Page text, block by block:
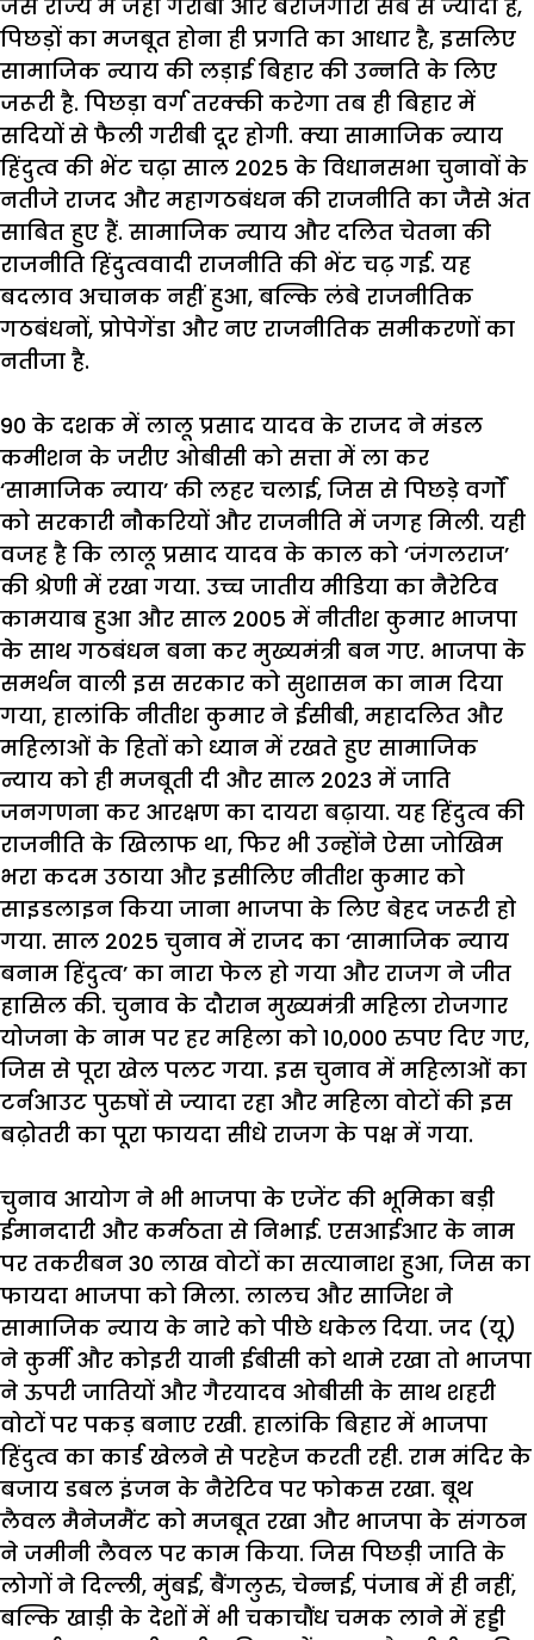
जैसे राज्य में जहां गरीबी और बेरोजगारी सब से ज्यादा है,
पिछड़ों का मजबूत होना ही प्रगति का आधार है, इसलिए
सामाजिक न्याय की लड़ाई बिहार की उन्नति के लिए
जरूरी है. पिछड़ा वर्ग तरक्की करेगा तब ही बिहार में
सदियों से फैली गरीबी दूर होगी. क्या सामाजिक न्याय
हिंदुत्व की भेंट चढ़ा साल 2025 के विधानसभा चुनावों के
नतीजे राजद और महागठबंधन की राजनीति का जैसे अंत
साबित हुए हैं. सामाजिक न्याय और दलित चेतना की
राजनीति हिंदुत्ववादी राजनीति की भेंट चढ़ गई. यह
बदलाव अचानक नहीं हुआ, बल्कि लंबे राजनीतिक
गठबंधनों, प्रोपेगेंडा और नए राजनीतिक समीकरणों का
नतीजा है.
90 के दशक में लालू प्रसाद यादव के राजद ने मंडल
कमीशन के जरीए ओबीसी को सत्ता में ला कर
‘सामाजिक न्याय’ की लहर चलाई, जिस से पिछड़े वर्गों
को सरकारी नौकरियों और राजनीति में जगह मिली. यही
वजह है कि लालू प्रसाद यादव के काल को ‘जंगलराज’
की श्रेणी में रखा गया. उच्च जातीय मीडिया का नैरेटिव
कामयाब हुआ और साल 2005 में नीतीश कुमार भाजपा
के साथ गठबंधन बना कर मुख्यमंत्री बन गए. भाजपा के
समर्थन वाली इस सरकार को सुशासन का नाम दिया
गया, हालांकि नीतीश कुमार ने ईसीबी, महादलित और
महिलाओं के हितों को ध्यान में रखते हुए सामाजिक
न्याय को ही मजबूती दी और साल 2023 में जाति
जनगणना कर आरक्षण का दायरा बढ़ाया. यह हिंदुत्व की
राजनीति के खिलाफ था, फिर भी उन्होंने ऐसा जोखिम
भरा कदम उठाया और इसीलिए नीतीश कुमार को
साइडलाइन किया जाना भाजपा के लिए बेहद जरूरी हो
गया. साल 2025 चुनाव में राजद का ‘सामाजिक न्याय
बनाम हिंदुत्व’ का नारा फेल हो गया और राजग ने जीत
हासिल की. चुनाव के दौरान मुख्यमंत्री महिला रोजगार
योजना के नाम पर हर महिला को 10,000 रुपए दिए गए,
जिस से पूरा खेल पलट गया. इस चुनाव में महिलाओं का
टर्नआउट पुरुषों से ज्यादा रहा और महिला वोटों की इस
बढ़ोतरी का पूरा फायदा सीधे राजग के पक्ष में गया.
चुनाव आयोग ने भी भाजपा के एजेंट की भूमिका बड़ी
ईमानदारी और कर्मठता से निभाई. एसआईआर के नाम
पर तकरीबन 30 लाख वोटों का सत्यानाश हुआ, जिस का
फायदा भाजपा को मिला. लालच और साजिश ने
सामाजिक न्याय के नारे को पीछे धकेल दिया. जद (यू)
ने कुर्मी और कोइरी यानी ईबीसी को थामे रखा तो भाजपा
ने ऊपरी जातियों और गैरयादव ओबीसी के साथ शहरी
वोटों पर पकड़ बनाए रखी. हालांकि बिहार में भाजपा
हिंदुत्व का कार्ड खेलने से परहेज करती रही. राम मंदिर के
बजाय डबल इंजन के नैरेटिव पर फोकस रखा. बूथ
लैवल मैनेजमैंट को मजबूत रखा और भाजपा के संगठन
ने जमीनी लैवल पर काम किया. जिस पिछड़ी जाति के
लोगों ने दिल्ली, मुंबई, बैंगलुरु, चेन्नई, पंजाब में ही नहीं,
बल्कि खाड़ी के देशों में भी चकाचौंध चमक लाने में हड्डी